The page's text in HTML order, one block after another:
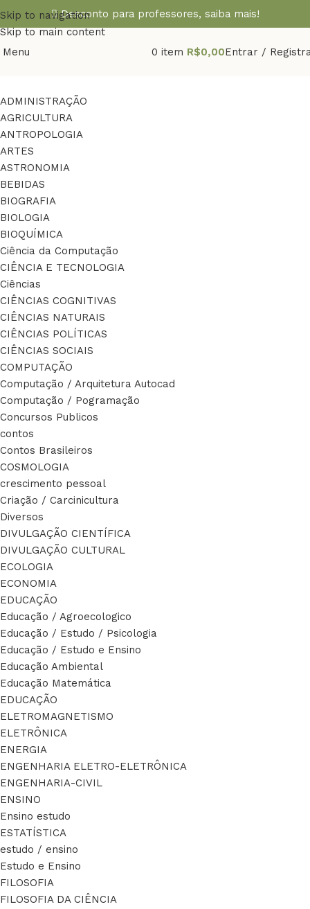
Skip to navigation
Skip to main content
Desconto para professores, saiba mais!
Menu 0 item R$0,00Entrar /
ADMINISTRAÇÃO
AGRICULTURA
ANTROPOLOGIA
ARTES
ASTRONOMIA
BEBIDAS
BIOGRAFIA
BIOLOGIA
BIOQUÍMICA
Ciência da Computação
CIÊNCIA E TECNOLOGIA
Ciências
CIÊNCIAS COGNITIVAS
CIÊNCIAS NATURAIS
CIÊNCIAS POLÍTICAS
CIÊNCIAS SOCIAIS
COMPUTAÇÃO
Computação / Arquitetura Autocad
Computação / Pogramação
Concursos Publicos
contos
Contos Brasileiros
COSMOLOGIA
crescimento pessoal
Criação / Carcinicultura
Diversos
DIVULGAÇÃO CIENTÍFICA
DIVULGAÇÃO CULTURAL
ECOLOGIA
ECONOMIA
EDUCAÇÃO
Educação / Agroecologico
Educação / Estudo / Psicologia
Educação / Estudo e Ensino
Educação Ambiental
Educação Matemática
EDUCAÇÃO
ELETROMAGNETISMO
ELETRÔNICA
ENERGIA
ENGENHARIA ELETRO-ELETRÔNICA
ENGENHARIA-CIVIL
ENSINO
Ensino estudo
ESTATÍSTICA
estudo / ensino
Estudo e Ensino
FILOSOFIA
FILOSOFIA DA CIÊNCIA